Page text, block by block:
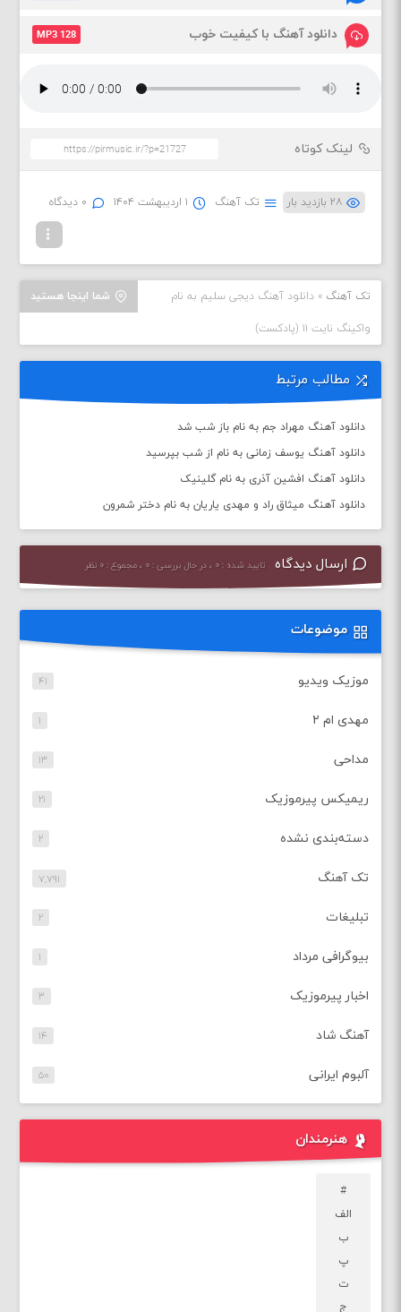
دانلود آهنگ با کیفیت خوب MP3 128
لینک کوتاه
۲۸ بازدید بار تک آهنگ ۱ اردیبهشت ۱۴۰۴ ۰ دیدگاه
شما اینجا هستید تک آهنگ »دانلود آهنگ دیجی سلیم به نام
واکینگ نایت ۱۱ (پادکست)
مطالب مرتبط
دانلود آهنگ مهراد جم به نام باز شب شد
دانلود آهنگ یوسف زمانی به نام از شب بپرسید
دانلود آهنگ افشین آذری به نام گلینیک
دانلود آهنگ میثاق راد و مهدی یاریان به نام دختر شمرون
ارسال دیدگاه تایید شده : ۰ ، در حال بررسی : ۰ ، مجموع : ۰ نظر
موضوعات
موزیک ویدیو ۴۱
مهدی ام ۲ ۱
مداحی ۱۳
ریمیکس پیرموزیک ۲۱
دسته‌بندی نشده ۲
تک آهنگ ۷,۷۹۱
تبلیغات ۲
بیوگرافی مرداد ۱
اخبار پیرموزیک ۳
آهنگ شاد ۱۴
آلبوم ایرانی ۵۰
هنرمندان
#
الف
ب
پ
ت
ج